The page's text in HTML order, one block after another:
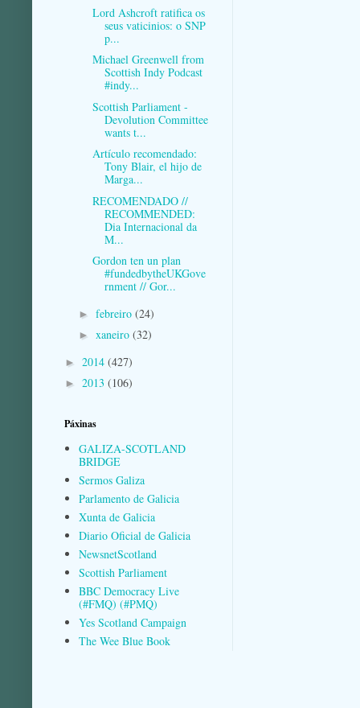
Lord Ashcroft ratifica os
seus vaticinios: o SNP
p...
Michael Greenwell from
Scottish Indy Podcast
#indy...
Scottish Parliament -
Devolution Committee
wants t...
Artículo recomendado:
Tony Blair, el hijo de
Marga...
RECOMENDADO //
RECOMMENDED:
Dia Internacional da
M...
Gordon ten un plan
#fundedbytheUKGove
rnment // Gor...
► febreiro (24)
► xaneiro (32)
► 2014 (427)
► 2013 (106)
Páxinas
GALIZA-SCOTLAND
BRIDGE
Sermos Galiza
Parlamento de Galicia
Xunta de Galicia
Diario Oficial de Galicia
NewsnetScotland
Scottish Parliament
BBC Democracy Live
(#FMQ) (#PMQ)
Yes Scotland Campaign
The Wee Blue Book